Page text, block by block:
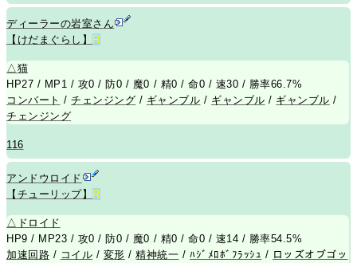
ディーラーの岩室さん
【けだまぐらし】 R
△ 猫
HP27 / MP1 / 攻0 / 防0 / 魔0 / 精0 / 命0 / 速30 / 勝率66.7%
コンバート /チェンジング / ギャンブル / ギャンブル / ギャンブル /
チェンジング
116
アンドウロイド
【チューリップ】 R
△ ドロイド
HP9 / MP23 / 攻0 / 防0 / 魔0 / 精0 / 命0 / 速14 / 勝率54.5%
加速回路 / コイル / 変形 /精神統一 /ﾊｼﾞﾒﾛﾎﾞﾌﾗｯｼｭ / ロッズオブゴッ